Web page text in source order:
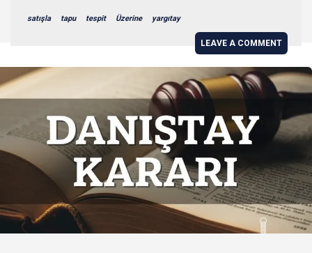
satışla tapu tespit Üzerine yargıtay
LEAVE A COMMENT